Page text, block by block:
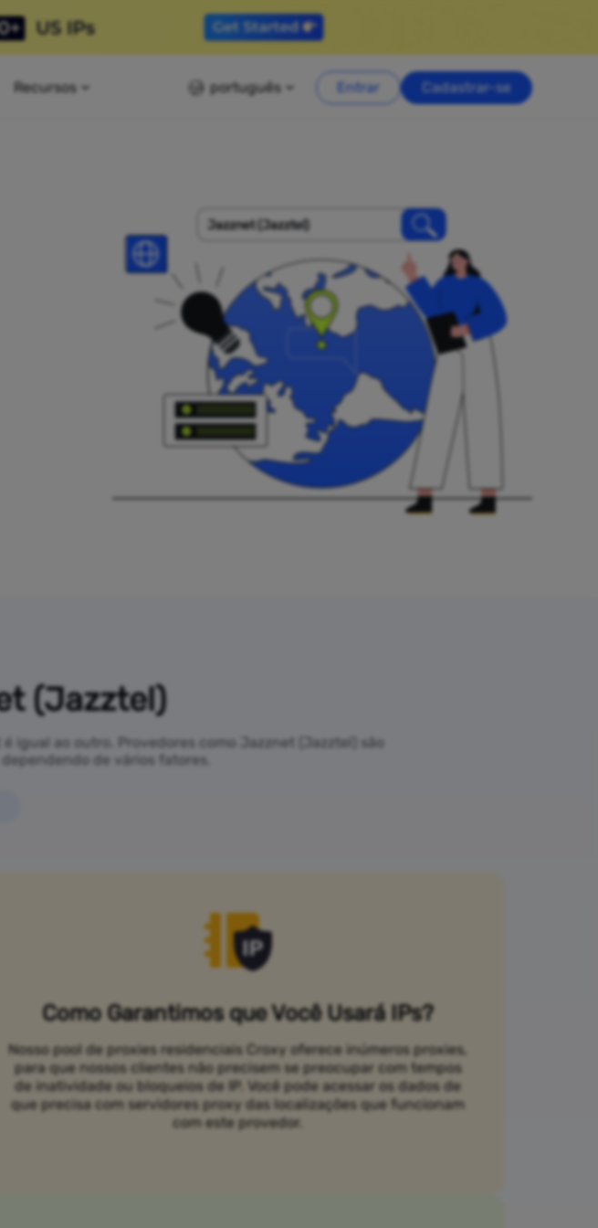
Recursos português Entrar Cadastrar-se
Jazznet (Jazztel)
(Jazztel)
igual ao outro. Provedores como Jazznet (Jazztel) são
de vários fatores.
Como Garantimos que Você Usará IPs?
Nosso pool de proxies residenciais Croxy oferece inúmeros proxies,
para que nossos clientes não precisem se preocupar com tempos
de inatividade ou bloqueios de IP. Você pode acessar os dados de
que precisa com servidores proxy das localizações que funcionam
com este provedor.